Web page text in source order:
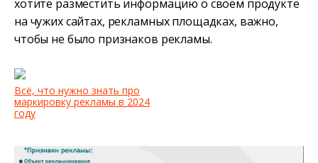
хотите разместить информацию о своём продукте
на чужих сайтах, рекламных площадках, важно,
чтобы не было признаков рекламы.
Всё, что нужно знать про
маркировку рекламы в 2024
году